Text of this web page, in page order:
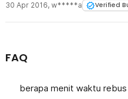
30 Apr 2016, w*****a Verified
FAQ
berapa menit waktu